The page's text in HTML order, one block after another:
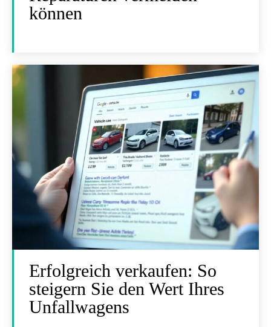
können
Erfolgreich verkaufen: So
steigern Sie den Wert Ihres
Unfallwagens